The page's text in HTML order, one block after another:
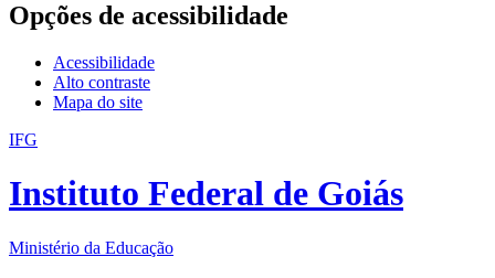
Opções de acessibilidade
Acessibilidade
Alto contraste
Mapa do site
IFG
Instituto Federal de Goiás
Ministério da Educação